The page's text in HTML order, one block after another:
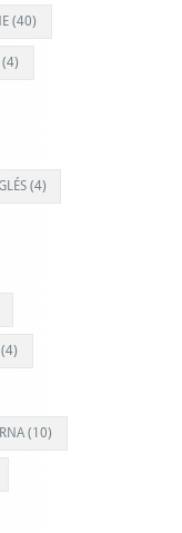
(40)
(4)
(4)
(4)
(10)